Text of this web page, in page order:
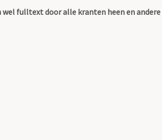
fulltext door alle kranten heen en